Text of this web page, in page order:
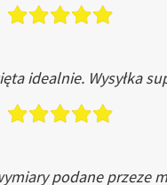
idealnie. Wysyłka
podane przeze